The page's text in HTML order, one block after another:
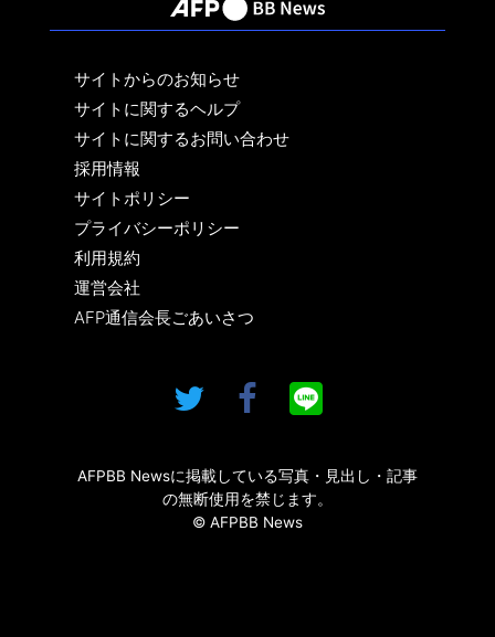
サイトからのお知らせ
サイトに関するヘルプ
サイトに関するお問い合わせ
採用情報
サイトポリシー
プライバシーポリシー
利用規約
運営会社
AFP通信会長ごあいさつ
AFPBB Newsに掲載している写真・見出し・記事
の無断使用を禁じます。
© AFPBB News